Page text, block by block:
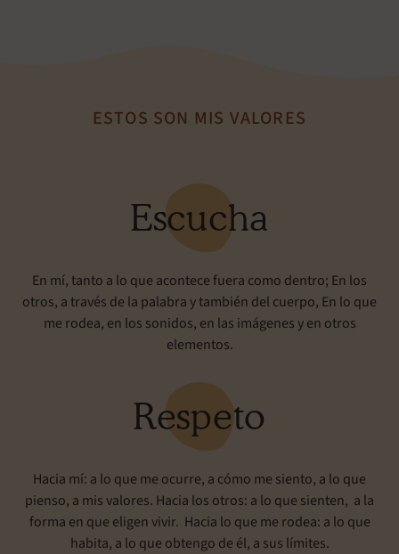
ESTOS SON MIS VALORES
Escucha
En mí, tanto a lo que acontece fuera como dentro; En los
otros, a través de la palabra y también del cuerpo, En lo que
me rodea, en los sonidos, en las imágenes y en otros
elementos.
Respeto
Hacia mí: a lo que me ocurre, a cómo me siento, a lo que
pienso, a mis valores. Hacia los otros: a lo que sienten, a la
forma en que eligen vivir. Hacia lo que me rodea: a lo que
habita, a lo que obtengo de él, a sus límites.